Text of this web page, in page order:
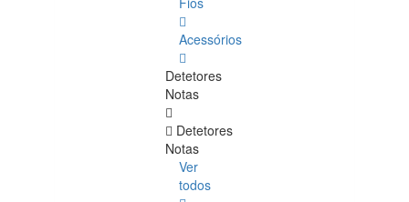
Acessórios
Detetores
Notas
Detetores
Notas
Ver
todos